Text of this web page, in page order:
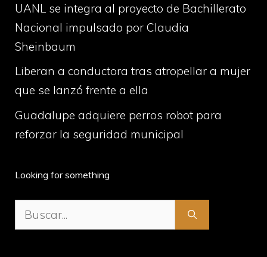
UANL se integra al proyecto de Bachillerato
Nacional impulsado por Claudia
Sheinbaum
Liberan a conductora tras atropellar a mujer
que se lanzó frente a ella
Guadalupe adquiere perros robot para
reforzar la seguridad municipal
Looking for something
Buscar: